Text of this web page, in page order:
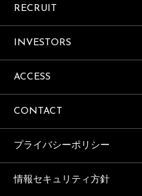
RECRUIT
INVESTORS
ACCESS
CONTACT
プライバシーポリシー
情報セキュリティ方針